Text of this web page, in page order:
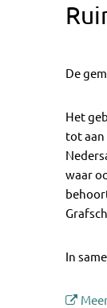
De
Het
tot aan
waar
In